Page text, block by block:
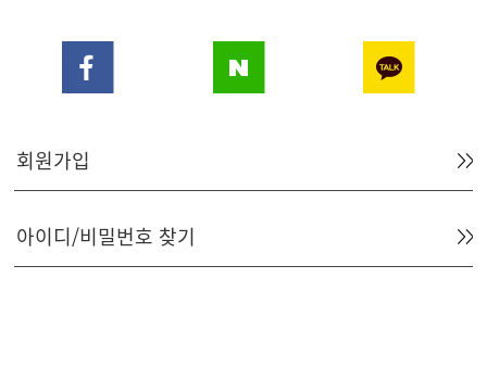
회원가입
아이디/비밀번호 찾기